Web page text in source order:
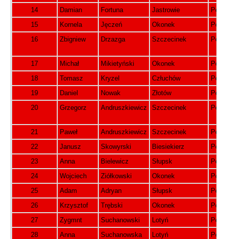
14
Damian Fortuna Jastrowie
15
Kornela Jęczeń Okonek
16
Zbigniew Drzazga Szczecinek
17 Michał Mikietyński Okonek
18
Tomasz Kryzel Człuchów
19
Daniel Nowak Złotów
20
Grzegorz Andruszkiewicz Szczecinek
21 Paweł Andruszkiewicz Szczecinek
22
Janusz Skowyrski Biesiekierz
23
Anna Bielewicz Słupsk
24
Wojciech Ziółkowski Okonek
25
Adam Adryan Słupsk
26
Krzysztof Trębski Okonek
27
Zygmnt Suchanowski Lotyń
28
Anna Suchanowska Lotyń